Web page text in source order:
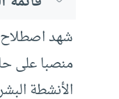
شهد اصطلاح
منصبا على
الأنشطة